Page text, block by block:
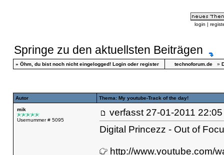
login |
Springe zu den aktuellsten Beiträgen
» Öhm, du bist noch nicht eingelogged! Loginoder register technoforum.de»
Autor Thema: My youtube-Track of the day!
mik
Usernummer # 5095
verfasst 27-01-2011
Digital Princezz - Out of
http://www.youtube.com/